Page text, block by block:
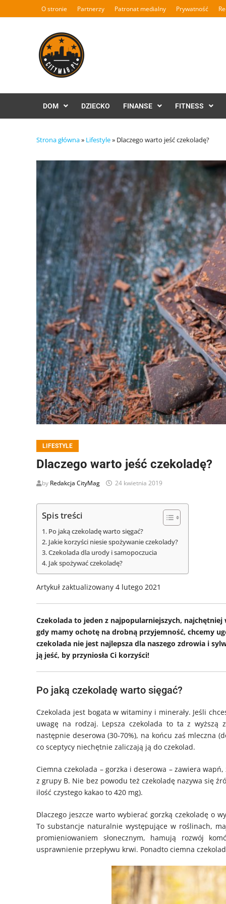
to
O stronie Partnerzy Patronat medialny Prywatność
DOM DZIECKO FINANSE FITNESS
Strona główna» Lifestyle» Dlaczego warto jeść czekoladę?
LIFESTYLE
Dlaczego warto jeść czekoladę?
by Redakcja CityMag 24 kwietnia 2019
Spis treści
Po jaką czekoladę warto sięgać?
Jakie korzyści niesie spożywanie czekolady?
Czekolada dla urody i samopoczucia
Jak spożywać czekoladę?
Artykuł zaktualizowany 4 lutego 2021
Czekolada to jeden z najpopularniejszych,
gdy mamy ochotę na drobną przyjemność, chcemy
czekolada nie jest najlepsza dla naszego zdrowia i
ją jeść, by przyniosła Ci korzyści!
Po jaką czekoladę warto sięgać?
Czekolada jest bogata w witaminy i minerały. Jeśli
uwagę na rodzaj. Lepsza czekolada to ta z wyższą
następnie deserowa (30-70%), na końcu zaś mleczna
co sceptycy niechętnie zaliczają ją do czekolad.
Ciemna czekolada – gorzka i deserowa – zawiera
z grupy B. Nie bez powodu też czekoladę nazywa się
ilość czystego kakao to 420 mg).
Dlaczego jeszcze warto wybierać gorzką czekoladę o
To substancje naturalnie występujące w roślinach,
promieniowaniem słonecznym, hamują rozwój
usprawnienie przepływu krwi. Ponadto ciemna